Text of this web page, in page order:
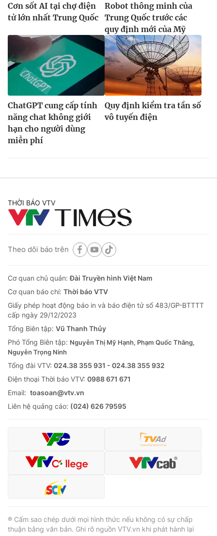
Cơn sốt AI tại chợ điện
tử lớn nhất Trung Quốc
Robot thông minh của
Trung Quốc trước các
quy định mới của Mỹ
ChatGPT cung cấp tính
năng chat không giới
hạn cho người dùng
miễn phí
Quy định kiểm tra tần số
vô tuyến điện
THỜI BÁO VTV
Theo dõi báo trên
Cơ quan chủ quản:Đài Truyền hình Việt Nam
Cơ quan báo chí: Thời báo VTV
Giấy phép hoạt động báo in và báo điện tử số 483/GP-BTTTT
cấp ngày 29/12/2023
Tổng Biên tập: Vũ Thanh Thủy
Phó Tổng Biên tập: Nguyễn Thị Mỹ Hạnh, Phạm Quốc Thắng,
Nguyễn Trọng Ninh
Tổng đài VTV: 024.38 355 931 - 024.38 355 932
Ðiện thoại Thời báo VTV: 0988 671 671
Email: toasoan@vtv.vn
Liên hệ quảng cáo: (024) 626 79595
® Cấm sao chép dưới mọi hình thức nếu không có sự chấp
thuận bằng văn bản. Ghi rõ nguồn VTV.vn khi phát hành lại